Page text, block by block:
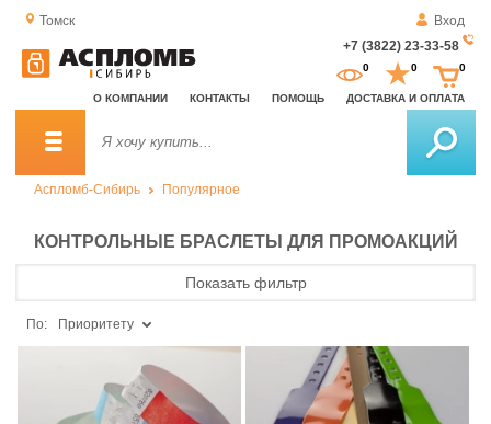
Томск
Вход
+7 (3822) 23-33-58
О КОМПАНИИ КОНТАКТЫ ПОМОЩЬ ДОСТАВКА И ОПЛАТА
0 0 0
Аспломб-Сибирь Популярное
КОНТРОЛЬНЫЕ БРАСЛЕТЫ ДЛЯ ПРОМОАКЦИЙ
Показать фильтр
По: Приоритету